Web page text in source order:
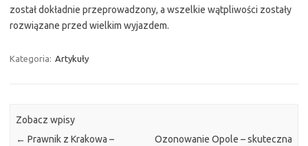
został dokładnie przeprowadzony, a wszelkie wątpliwości zostały
rozwiązane przed wielkim wyjazdem.
Kategoria: Artykuły
Zobacz wpisy
← Prawnik z Krakowa –
Ozonowanie Opole – skuteczna